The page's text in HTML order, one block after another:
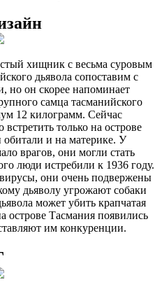
хищник с весьма суровым
дьявола сопоставим с
но он скорее напоминает
самца тасманийского
12 килограмм. Сейчас
только на острове
и на материке. У
врагов, они могли стать
люди истребили к 1936 году.
они очень подвержены
дьяволу угрожают собаки
может убить крапчатая
острове Тасмания появились
им конкуренции.